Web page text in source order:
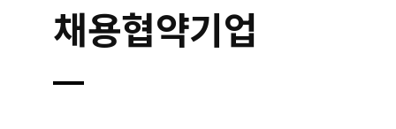
채용협약기업